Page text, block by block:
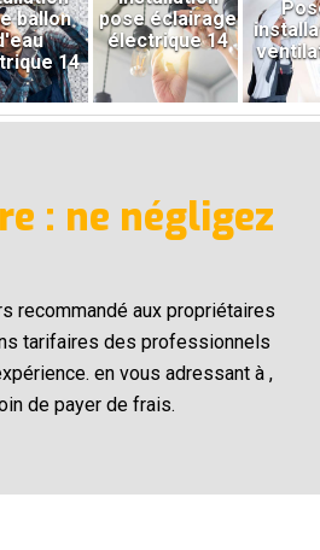
ballon
14
pose éclairage
électrique 14
: ne négligez
recommandé aux propriétaires
tarifaires des professionnels
en vous adressant à ,
de payer de frais.